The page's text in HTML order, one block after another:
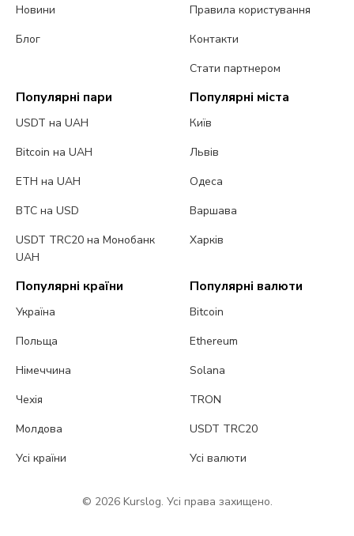
Новини
Блог
Правила користування
Контакти
Стати партнером
Популярні пари
USDT на UAH
Bitcoin на UAH
ETH на UAH
BTC на USD
USDT TRC20 на Монобанк
UAH
Популярні міста
Київ
Львів
Одеса
Варшава
Харків
Популярні країни
Україна
Польща
Німеччина
Чехія
Молдова
Усі країни
Популярні валюти
Bitcoin
Ethereum
Solana
TRON
USDT TRC20
Усі валюти
© 2026 Kurslog. Усі права захищено.